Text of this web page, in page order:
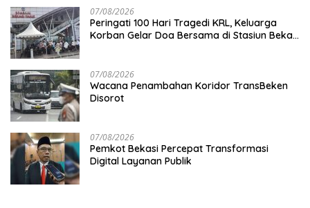
07/08/2026
Peringati 100 Hari Tragedi KRL, Keluarga
Korban Gelar Doa Bersama di Stasiun Bekasi
07/08/2026
Wacana Penambahan Koridor TransBeken
Disorot
07/08/2026
Pemkot Bekasi Percepat Transformasi
Digital Layanan Publik